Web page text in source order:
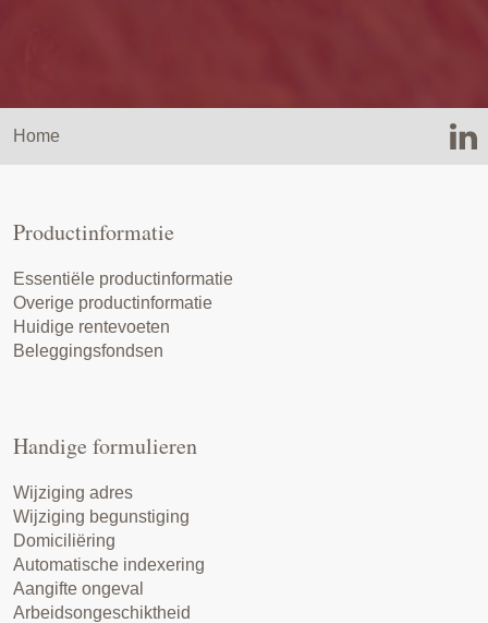
Home
Productinformatie
Essentiële productinformatie
Overige productinformatie
Huidige rentevoeten
Beleggingsfondsen
Handige formulieren
Wijziging adres
Wijziging begunstiging
Domiciliëring
Automatische indexering
Aangifte ongeval
Arbeidsongeschiktheid